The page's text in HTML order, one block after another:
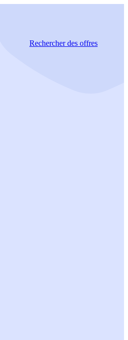
Rechercherdes offres